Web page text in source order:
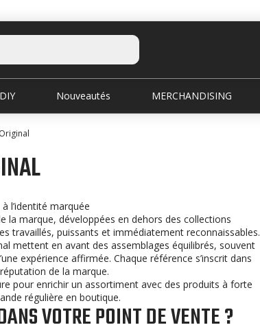
DIY Nouveautés MERCHANDISING
l’identité marquée
la marque, développées en dehors des collections
travaillés, puissants et immédiatement reconnaissables.
mettent en avant des assemblages équilibrés, souvent
expérience affirmée. Chaque référence s’inscrit dans
de la marque.
pour enrichir un assortiment avec des produits à forte
régulière en boutique.
VOTRE POINT DE VENTE ?